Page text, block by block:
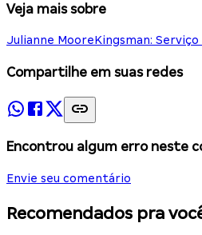
Veja mais sobre
Julianne MooreKingsman:
Compartilhe em suas redes
Encontrou algum erro neste
Envie seu comentário
Recomendados pra